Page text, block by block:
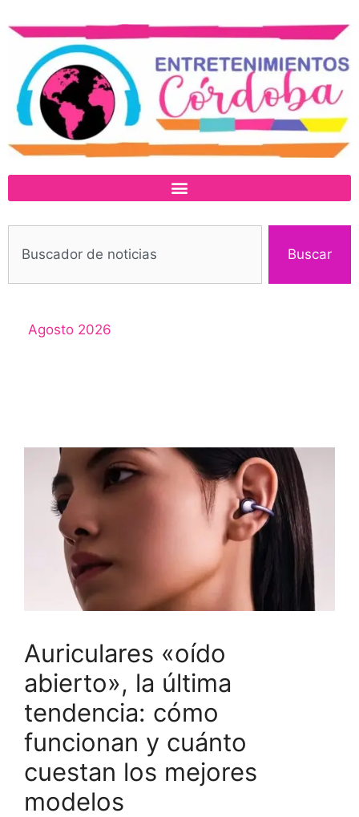
Buscar
Agosto 2026
Auriculares «oído
abierto», la última
tendencia: cómo
funcionan y cuánto
cuestan los mejores
modelos